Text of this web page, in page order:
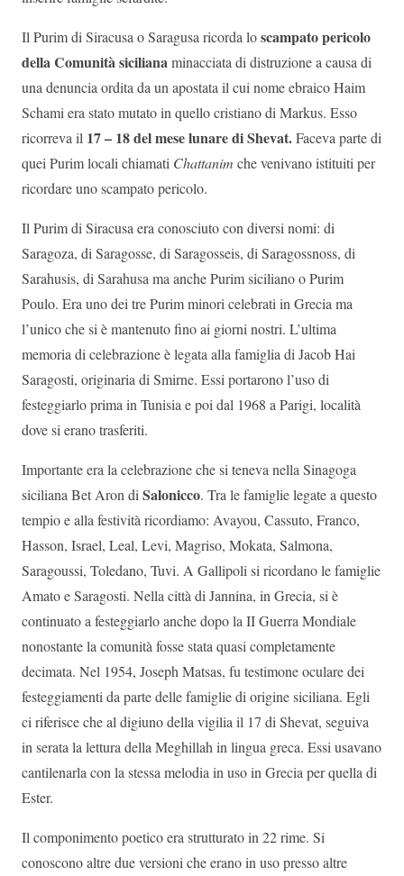
Il Purim di Siracusa o Saragusa ricorda loscampato pericolo
della Comunità sicilianaminacciata di distruzione a causa di
una denuncia ordita da un apostata il cui nome ebraico Haim
Schami era stato mutato in quello cristiano di Markus. Esso
ricorreva il 17 – 18 del mese lunare di Shevat.Faceva parte di
quei Purim locali chiamati Chattanim che venivano istituiti per
ricordare uno scampato pericolo.
Il Purim di Siracusa era conosciuto con diversi nomi: di
Saragoza, di Saragosse, di Saragosseis, di Saragossnoss, di
Sarahusis, di Sarahusa ma anche Purim siciliano o Purim
Poulo. Era uno dei tre Purim minori celebrati in Grecia ma
l’unico che si è mantenuto fino ai giorni nostri. L’ultima
memoria di celebrazione è legata alla famiglia di Jacob Hai
Saragosti, originaria di Smirne. Essi portarono l’uso di
festeggiarlo prima in Tunisia e poi dal 1968 a Parigi, località
dove si erano trasferiti.
Importante era la celebrazione che si teneva nella Sinagoga
siciliana Bet Aron di Salonicco. Tra le famiglie legate a questo
tempio e alla festività ricordiamo: Avayou, Cassuto, Franco,
Hasson, Israel, Leal, Levi, Magriso, Mokata, Salmona,
Saragoussi, Toledano, Tuvi. A Gallipoli si ricordano le famiglie
Amato e Saragosti. Nella città di Jannina, in Grecia, si è
continuato a festeggiarlo anche dopo la II Guerra Mondiale
nonostante la comunità fosse stata quasi completamente
decimata. Nel 1954, Joseph Matsas, fu testimone oculare dei
festeggiamenti da parte delle famiglie di origine siciliana. Egli
ci riferisce che al digiuno della vigilia il 17 di Shevat, seguiva
in serata la lettura della Meghillah in lingua greca. Essi usavano
cantilenarla con la stessa melodia in uso in Grecia per quella di
Ester.
Il componimento poetico era strutturato in 22 rime. Si
conoscono altre due versioni che erano in uso presso altre